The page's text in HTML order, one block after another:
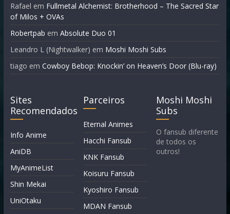
Rafael em Fullmetal Alchemist: Brotherhood – The Sacred Star
of Milos + OVAs
Robertpab em Absolute Duo 01
Leandro L (Nightwalker) em Moshi Moshi Subs
tiago em Cowboy Bebop: Knockin’ on Heaven’s Door (Blu-ray)
Sites
Recomendados
Info Anime
AniDB
MyAnimeList
Shin Mekai
UniOtaku
Parceiros
Eternal Animes
Hacchi Fansub
KNK Fansub
Koisuru Fansub
Kyoshiro Fansub
MDAN Fansub
Moshi Moshi
Subs
O fansub diferente
de todos os
outros!